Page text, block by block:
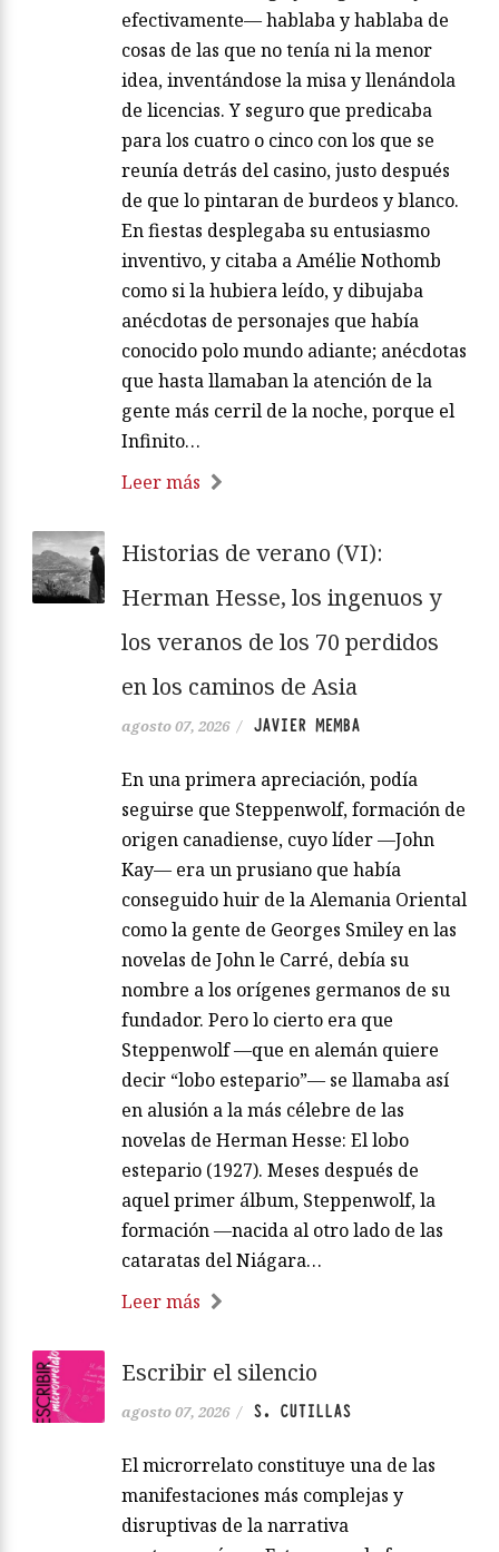
efectivamente— hablaba y hablaba de
cosas de las que no tenía ni la menor
idea, inventándose la misa y llenándola
de licencias. Y seguro que predicaba
para los cuatro o cinco con los que se
reunía detrás del casino, justo después
de que lo pintaran de burdeos y blanco.
En fiestas desplegaba su entusiasmo
inventivo, y citaba a Amélie Nothomb
como si la hubiera leído, y dibujaba
anécdotas de personajes que había
conocido polo mundo adiante; anécdotas
que hasta llamaban la atención de la
gente más cerril de la noche, porque el
Infinito…
Leer más
Historias de verano (VI):
Herman Hesse, los ingenuos y
los veranos de los 70 perdidos
en los caminos de Asia
agosto 07, 2026 / JAVIER MEMBA
En una primera apreciación, podía
seguirse que Steppenwolf, formación de
origen canadiense, cuyo líder —John
Kay— era un prusiano que había
conseguido huir de la Alemania Oriental
como la gente de Georges Smiley en las
novelas de John le Carré, debía su
nombre a los orígenes germanos de su
fundador. Pero lo cierto era que
Steppenwolf —que en alemán quiere
decir “lobo estepario”— se llamaba así
en alusión a la más célebre de las
novelas de Herman Hesse: El lobo
estepario (1927). Meses después de
aquel primer álbum, Steppenwolf, la
formación —nacida al otro lado de las
cataratas del Niágara…
Leer más
Escribir el silencio
agosto 07, 2026 / S. CUTILLAS
El microrrelato constituye una de las
manifestaciones más complejas y
disruptivas de la narrativa